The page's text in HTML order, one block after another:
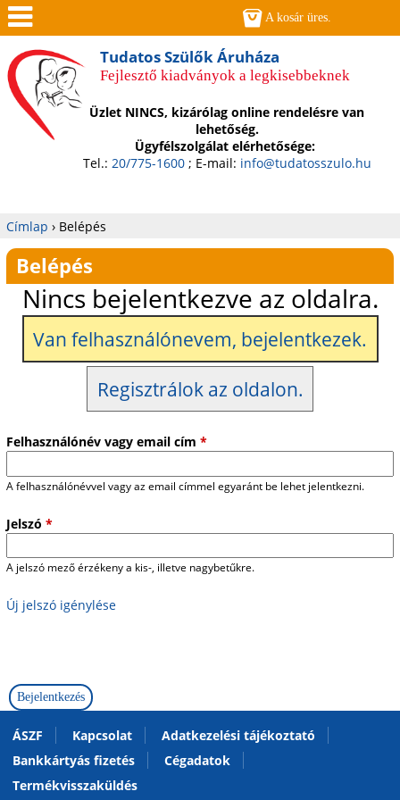
Jump to navigation
Tudatos Szülők Áruháza
Fejlesztő kiadványok a legkisebbeknek
Üzlet NINCS, kizárólag online rendelésre van
lehetőség.
Ügyfélszolgálat elérhetősége:
Tel.: 20/775-1600; E-mail: info@tudatosszulo.hu
Jelenlegi
hely
Címlap › Belépés
Belépés
Nincs bejelentkezve az oldalra.
Van felhasználónevem, bejelentkezek.
Regisztrálok az oldalon.
Felhasználónév vagy email cím *
A felhasználónévvel vagy az email címmel egyaránt be lehet jelentkezni.
Jelszó *
A jelszó mező érzékeny a kis-, illetve nagybetűkre.
Új jelszó igénylése
A kosár üres.
Men
ü
ÁSZF Kapcsolat
Adatkezelési tájékoztató
Bankkártyás fizetés
Cégadatok
Termékvisszaküldés